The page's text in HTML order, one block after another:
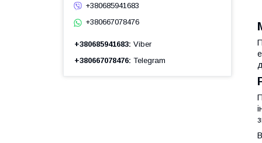
+380685941683
+380667078476
+380685941683 Viber
+380667078476 Telegram